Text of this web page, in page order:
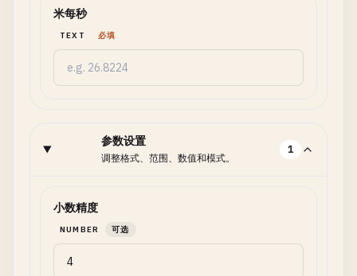
米每秒
TEXT 必填
参数设置
调整格式、范围、数值和模式。
1
小数精度
NUMBER 可选